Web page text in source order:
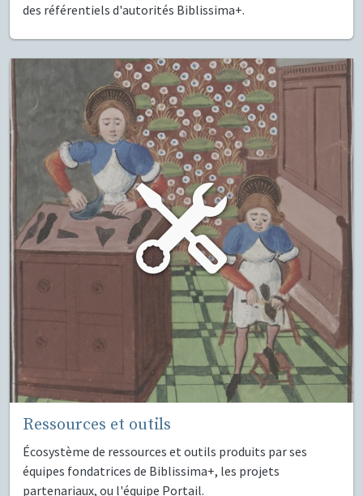
des référentiels d'autorités Biblissima+.
Ressources et outils
Écosystème de ressources et outils produits par ses
équipes fondatrices de Biblissima+, les projets
partenariaux, ou l'équipe Portail.